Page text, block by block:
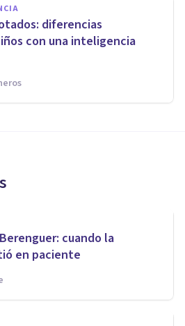
diferencias
con una inteligencia
cuando la
en paciente